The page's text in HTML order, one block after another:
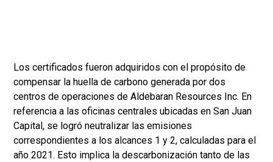
Los certificados fueron adquiridos con el propósito de
compensar la huella de carbono generada por dos
centros de operaciones de Aldebaran Resources Inc. En
referencia a las oficinas centrales ubicadas en San Juan
Capital, se logró neutralizar las emisiones
correspondientes a los alcances 1 y 2, calculadas para el
año 2021. Esto implica la descarbonización tanto de las